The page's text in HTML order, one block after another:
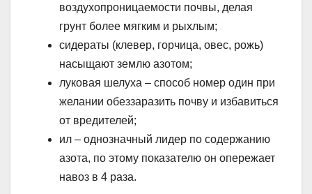
воздухопроницаемости почвы, делая
грунт более мягким и рыхлым;
сидераты (клевер, горчица, овес, рожь)
насыщают землю азотом;
луковая шелуха – способ номер один при
желании обеззаразить почву и избавиться
от вредителей;
ил – однозначный лидер по содержанию
азота, по этому показателю он опережает
навоз в 4 раза.